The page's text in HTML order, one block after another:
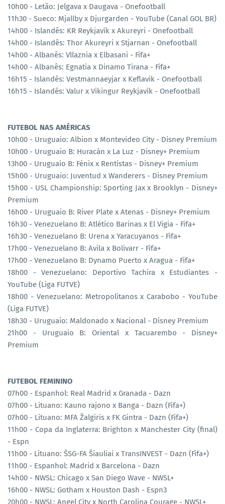
10h00 - Letão: Jelgava x Daugava - Onefootball
11h30 - Sueco: Mjallby x Djurgarden - YouTube (Canal GOL BR)
14h00 - Islandês: KR Reykjavík x Akureyri - Onefootball
14h00 - Islandês: Thor Akureyri x Stjarnan - Onefootball
14h00 - Albanês: Vllaznia x Elbasani - Fifa+
14h00 - Albanês: Egnatia x Dinamo Tirana - Fifa+
16h15 - Islandês: Vestmannaeyjar x Keflavik - Onefootball
16h15 - Islandês: Valur x Vikingur Reykjavík - Onefootball
FUTEBOL NAS AMÉRICAS
10h00 - Uruguaio: Albion x Montevideo City - Disney Premium
10h00 - Uruguaio B: Huracán x La Luz - Disney+ Premium
13h00 - Uruguaio B: Fénix x Rentistas - Disney+ Premium
15h00 - Uruguaio: Juventud x Wanderers - Disney Premium
15h00 - USL Championship: Sporting Jax x Brooklyn - Disney+
Premium
16h00 - Uruguaio B: River Plate x Atenas - Disney+ Premium
16h30 - Venezuelano B: Atlético Barinas x El Vigia - Fifa+
16h30 - Venezuelano B: Urena x Yaracuyanos - Fifa+
17h00 - Venezuelano B: Avila x Bolivarr - Fifa+
17h00 - Venezuelano B: Dynamo Puerto x Aragua - Fifa+
18h00 - Venezuelano: Deportivo Tachira x Estudiantes -
YouTube (Liga FUTVE)
18h00 - Venezuelano: Metropolitanos x Carabobo - YouTube
(Liga FUTVE)
18h30 - Uruguaio: Maldonado x Nacional - Disney Premium
21h00 - Uruguaio B: Oriental x Tacuarembo - Disney+
Premium
FUTEBOL FEMININO
07h00 - Espanhol: Real Madrid x Granada - Dazn
07h00 - Lituano: Kauno rajono x Banga - Dazn (Fifa+)
07h00 - Lituano: MFA Žalgiris x FK Gintra - Dazn (Fifa+)
11h00 - Copa da Inglaterra: Brighton x Manchester City (final)
- Espn
11h00 - Lituano: ŠSG-FA Šiauliai x TransINVEST - Dazn (Fifa+)
11h00 - Espanhol: Madrid x Barcelona - Dazn
14h00 - NWSL: Chicago x San Diego Wave - NWSL+
16h00 - NWSL: Gotham x Houston Dash - Espn3
20h00 - NWSL: Angel City x North Carolina Courage - NWSL+